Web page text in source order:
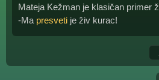
Mateja Kežman je klasičan primer
-Ma presveti je živ kurac!